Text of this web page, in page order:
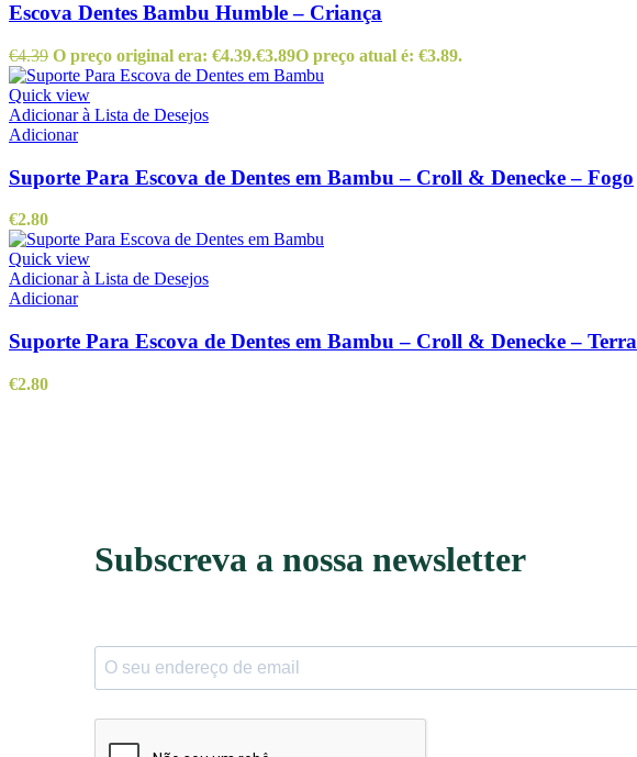
Escova Dentes Bambu Humble – Criança
€4.39 O preço original era: €4.39.€3.89O preço atual é: €3.89.
Quick view
Adicionar à Lista de Desejos
Adicionar
Suporte Para Escova de Dentes em Bambu – Croll & Denecke – Fogo
€2.80
Quick view
Adicionar à Lista de Desejos
Adicionar
Suporte Para Escova de Dentes em Bambu – Croll & Denecke – Terra
€2.80
Subscreva a nossa newsletter